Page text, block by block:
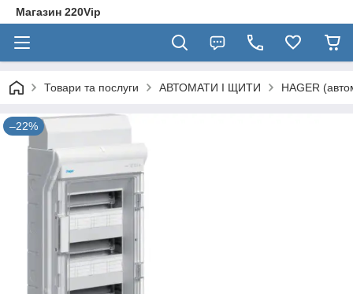
Магазин 220Vip
Товари та послуги АВТОМАТИ І ЩИТИ HAGER
–22%